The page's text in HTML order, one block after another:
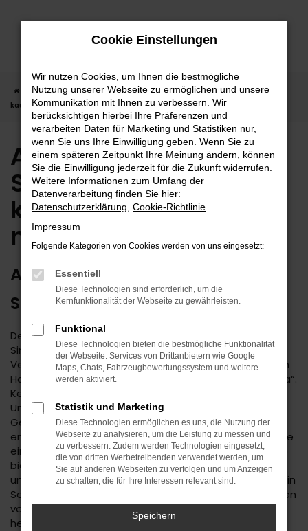
Zum
Startseite Sindelfingen Audi
Audi Q3 in Sindelfingen günstig
kaufen | Lieferservice nach Sindelfingen
Audi Q3 in
Sindelfingen günstig
kaufen | Lieferservice
nach Sindelfingen
AUDI Q3 – ERSTKLASSIG FÜR
SINDELFINGEN GEEIGNET
Der Audi Q3 ist eine kluge Wahl für Ihre Mobilität in
Sindelfingen. Bei diesem Fahrzeug gehen
Vernunftsargumente und emotionale Aspekte Hand in
Hand und geben beide den Ausschlag für ein klares „Ja“.
Kennzeichnend für den Audi Q3 ist die Ausstattung.
Unabhängig davon, ob Sie sich für einen
Gebrauchtwagen und damit für ein älteres Baujahr
entscheiden oder einen Neuwagen wählen erhalten Sie
ein rundum tadelloses Modell. Wir vom Autohaus Daub
bieten Ihnen den Audi Q3 zu einem exzellenten Preis
und ermöglichen zudem immer wieder das Einsteigen in
Sondermodelle. Wenn Sie Ihre Mobilität auf den Straßen
von Sindelfingen und Umgebung auf ein neues Level
heben möchten, ist der Audi Q3 bestens geeignet.
Cookie Einstellungen
Wir nutzen Cookies, um Ihnen die bestmögliche
Nutzung unserer Webseite zu ermöglichen und unsere
Kommunikation mit Ihnen zu verbessern. Wir
berücksichtigen hierbei Ihre Präferenzen und
verarbeiten Daten für Marketing und Statistiken nur,
wenn Sie uns Ihre Einwilligung geben. Wenn Sie zu
einem späteren Zeitpunkt Ihre Meinung ändern, können
Sie die Einwilligung jederzeit für die Zukunft widerrufen.
Weitere Informationen zum Umfang der
Datenverarbeitung finden Sie hier:
Datenschutzerklärung Cookie-Richtlinie
Impressum
Folgende Kategorien von Cookies werden von uns eingesetzt:
Essentiell
Diese Technologien sind erforderlich, um die
Kernfunktionalität der Webseite zu gewährleisten.
Funktional
Diese Technologien bieten die bestmögliche Funktionalität
der Webseite. Services von Drittanbietern wie Google
Maps, Chats, Fahrzeugbewertungssystem und weitere
werden aktiviert.
Statistik und Marketing
Diese Technologien ermöglichen es uns, die Nutzung der
Webseite zu analysieren, um die Leistung zu messen und
zu verbessern. Zudem werden Technologien eingesetzt,
die von dritten Werbetreibenden verwendet werden, um
Sie auf anderen Webseiten zu verfolgen und um Anzeigen
zu schalten, die für Ihre Interessen relevant sind.
Speichern